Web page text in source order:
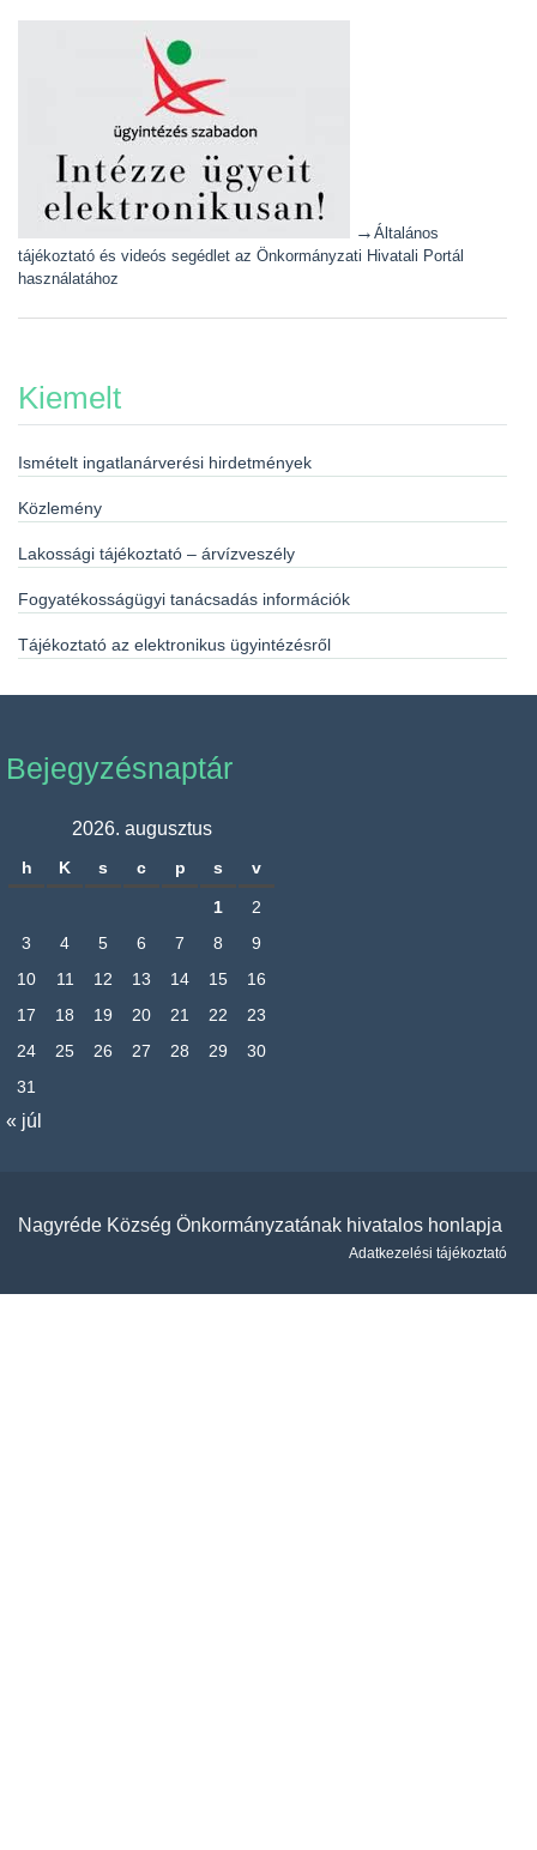
→ Általános
tájékoztató és videós segédlet az Önkormányzati Hivatali Portál
használatához
Kiemelt
Ismételt ingatlanárverési hirdetmények
Közlemény
Lakossági tájékoztató – árvízveszély
Fogyatékosságügyi tanácsadás információk
Tájékoztató az elektronikus ügyintézésről
Bejegyzésnaptár
2026. augusztus
h K s c p s v
1
2
3
4 5 6 7 8
9
10
11 12 13 14 15
16
17
18 19 20 21 22
23
24
25 26 27 28 29
30
31
« júl
Nagyréde Község Önkormányzatának hivatalos honlapja
Adatkezelési tájékoztató